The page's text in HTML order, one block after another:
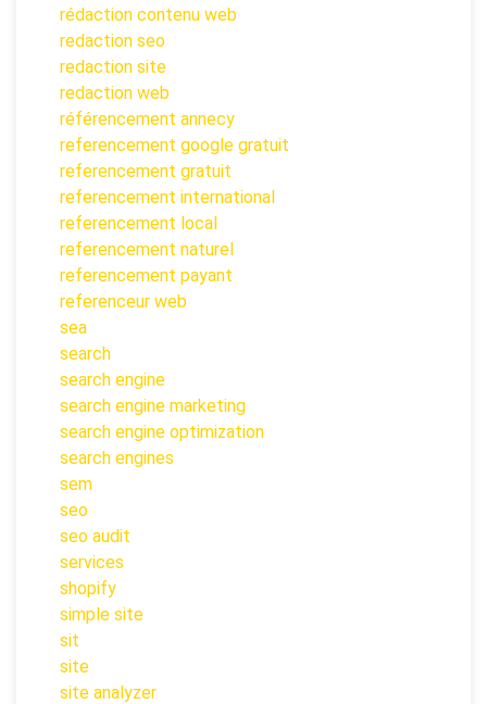
rédaction contenu web
redaction seo
redaction site
redaction web
référencement annecy
referencement google gratuit
referencement gratuit
referencement international
referencement local
referencement naturel
referencement payant
referenceur web
sea
search
search engine
search engine marketing
search engine optimization
search engines
sem
seo
seo audit
services
shopify
simple site
sit
site
site analyzer